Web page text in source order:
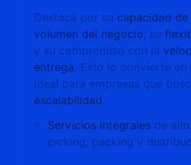
Destaca por su capacidad
volumen del negocio, su
y su compromiso con la
entrega. Esto lo convierte en
ideal para empresas que
escalabilidad.
Servicios integrales de
picking, packing y